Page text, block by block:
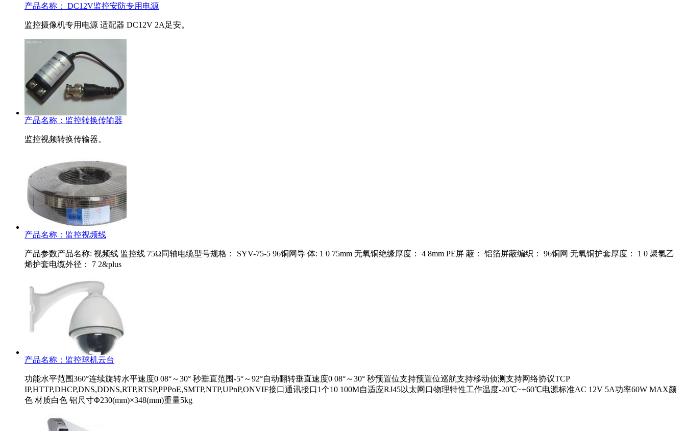
产品名称： DC12V监控安防专用电源
监控摄像机专用电源 适配器 DC12V 2A足安。
产品名称： 监控转换传输器
监控视频转换传输器。
产品名称： 监控视频线
产品参数产品名称: 视频线 监控线 75Ω同轴电缆型号规格： SYV-75-5 96铜网导 体: 1 0 75mm 无氧铜绝缘厚度： 4 8mm PE屏 蔽： 铝箔屏蔽编织： 96铜网 无氧铜护套厚度： 1 0 聚氯乙
烯护套电缆外径： 7 2&plus
产品名称： 监控球机云台
功能水平范围360°连续旋转水平速度0 08°～30° 秒垂直范围-5°～92°自动翻转垂直速度0 08°～30° 秒预置位支持预置位巡航支持移动侦测支持网络协议TCP
IP,HTTP,DHCP,DNS,DDNS,RTP,RTSP,PPPoE,SMTP,NTP,UPnP,ONVIF接口通讯接口1个10 100M自适应RJ45以太网口物理特性工作温度-20℃~+60℃电源标准AC 12V 5A功率60W MAX颜
色 材质白色 铝尺寸Φ230(mm)×348(mm)重量5kg